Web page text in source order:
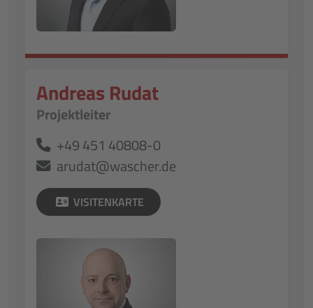
Andreas Rudat
Projektleiter
+49 451 40808-0
arudat@wascher.de
VISITENKARTE